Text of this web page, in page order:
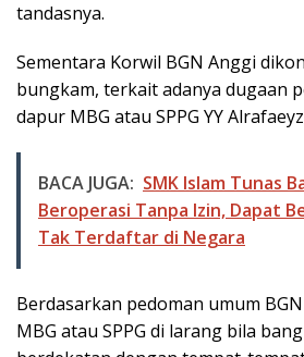
tandasnya.
Sementara Korwil BGN Anggi
bungkam, terkait adanya dugaan
dapur MBG atau SPPG YY
BACA JUGA: SMK Islam Tunas
Beroperasi Tanpa Izin, Dapat
Tak Terdaftar di Negara
Berdasarkan pedoman umum
MBG atau SPPG di larang bila